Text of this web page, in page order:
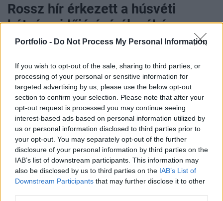
Portfolio - Do Not Process My Personal Information
If you wish to opt-out of the sale, sharing to third parties, or
processing of your personal or sensitive information for
targeted advertising by us, please use the below opt-out
section to confirm your selection. Please note that after your
opt-out request is processed you may continue seeing
interest-based ads based on personal information utilized by
us or personal information disclosed to third parties prior to
your opt-out. You may separately opt-out of the further
disclosure of your personal information by third parties on the
IAB’s list of downstream participants. This information may
also be disclosed by us to third parties on the IAB’s List of
Downstream Participants that may further disclose it to other
Rossz hír érkezett a húsvéti
hétvége időjárásáról, néhány
megyére figyelmeztetést is
MTI
2022. április 14. 15:46
Hidegfront érkezik nagypénteken a Kárpát-
medencébe. Ennek következtében a húsvéti
hosszú hétvégén lehűl a levegő, néhol eső, zivatar
is várható - írta az Országos Meteorológiai
Szolgálat csütörtökön a Facebook-oldalán.